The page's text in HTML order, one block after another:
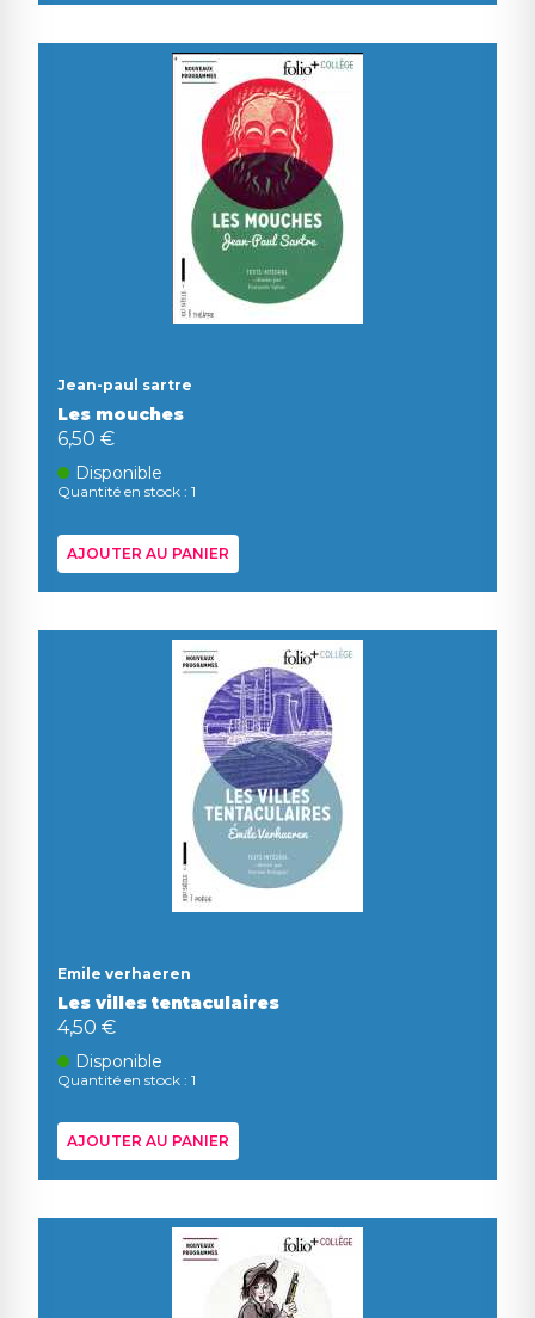
Jean-paul sartre
Les mouches
6,50 €
Disponible
Quantité en stock : 1
AJOUTER AU PANIER
Emile verhaeren
Les villes tentaculaires
4,50 €
Disponible
Quantité en stock : 1
AJOUTER AU PANIER